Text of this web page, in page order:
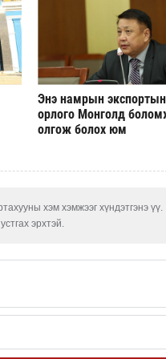
Энэ намрын экспортын
орлого Монголд
олгож болох юм
хэм хэмжээг хүндэтгэнэ үү.
эрхтэй.